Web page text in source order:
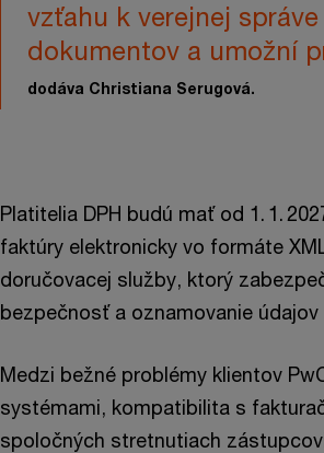
vzťahu k verejnej
dokumentov a umožní
dodáva Christiana Serugová.
Platitelia DPH budú mať od 1. 1.
faktúry elektronicky vo formáte
doručovacej služby, ktorý
bezpečnosť a oznamovanie údajov
Medzi bežné problémy klientov
systémami, kompatibilita s
spoločných stretnutiach